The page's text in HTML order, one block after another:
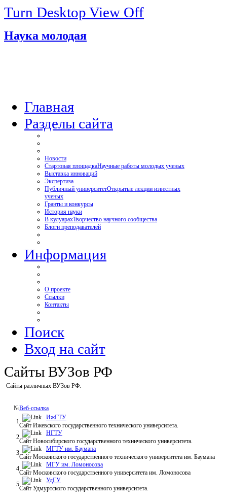
Turn Desktop View Off
Наука молодая
Главная
Разделы сайта
Новости
Стартовая площадкаНаучные работы молодых ученых
Выставка инноваций
Экспертиза
Публичный университетОткрытые лекции известных
ученых
Гранты и конкурсы
История науки
В кулуарахТворчество научного сообщества
Блоги преподавателей
Информация
О проекте
Ссылки
Контакты
Поиск
Вход на сайт
Сайты ВУЗов РФ
Сайты различных ВУЗов РФ.
№Веб-ссылка
1
ИжГТУ
Сайт Ижевского государственного технического университета.
2
НГТУ
Сайт Новосибирского государственного технического университета.
3
МГТУ им. Баумана
Сайт Московского государственного технического университета им. Баумана
4
МГУ им. Ломоносова
Сайт Московского государственного университета им. Ломоносова
5
УдГУ
Сайт Удмуртского государственного университета.